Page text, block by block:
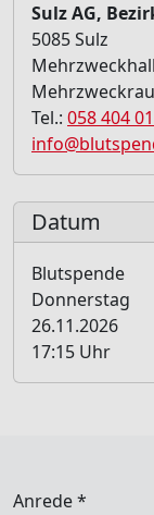
Sulz AG,
5085 Sulz
Tel.: 058 404
Datum
Blutspende
Donnerstag
26.11.2026
17:15 Uhr
Anrede*